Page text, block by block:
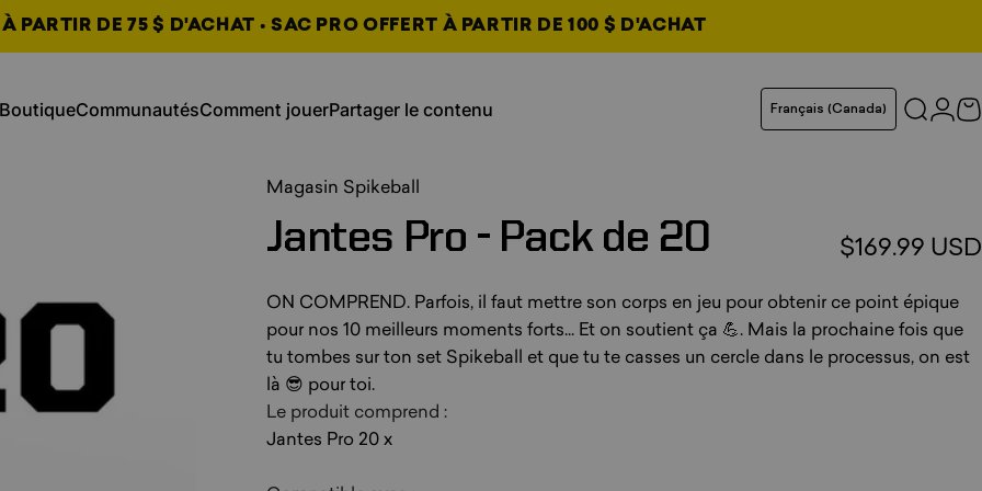
PARTIR DE 75 $ D'ACHAT • SAC PRO OFFERT À PARTIR DE 100 $ D'ACHAT
BoutiqueCommunautésComment jouerPartager le contenu Français (Canada)
Magasin Spikeball
Jantes Pro - Pack de 20 $169.99 USD
ON COMPREND. Parfois, il faut mettre son corps en jeu pour obtenir ce point épique
pour nos 10 meilleurs moments forts... Et on soutient ça 💪. Mais la prochaine fois que
tu tombes sur ton set Spikeball et que tu te casses un cercle dans le processus, on est
là 😎 pour toi.
Le produit comprend :
Jantes Pro 20 x
, s’ouvre dans un nouvel onglet
, s’ouvre dans un nouvel onglet
, s’ouvre dans un nouvel onglet